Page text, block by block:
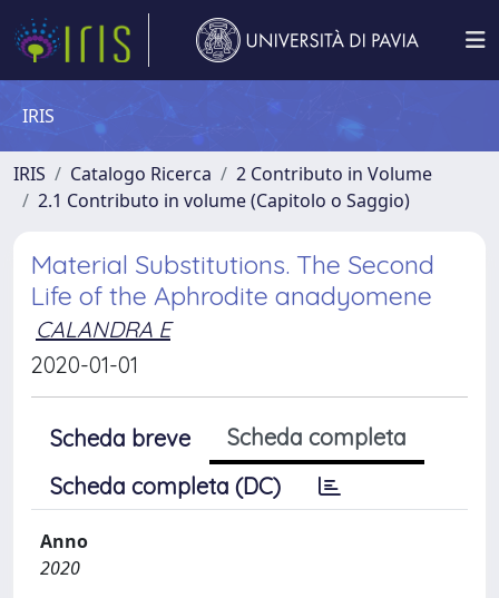
IRIS
IRIS Catalogo Ricerca
2 Contributo in Volume
2.1 Contributo in volume (Capitolo o Saggio)
Material Substitutions. The Second
Life of the Aphrodite anadyomene
CALANDRA E
2020-01-01
Scheda breve
Scheda completa
Scheda completa (DC)
Anno
2020